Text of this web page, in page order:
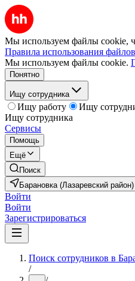
Мы используем файлы cookie,
Правила использования
Мы используем файлы cookie.
Понятно
Ищу сотрудника
Ищу работу
Ищу
Ищу сотрудника
Сервисы
Помощь
Ещё
Поиск
Барановка (Лазаревский район)
Войти
Войти
Зарегистрироваться
Поиск сотрудников в
/